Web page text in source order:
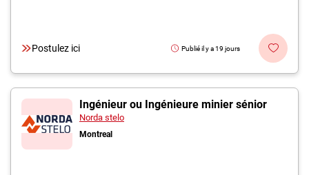
Postulez ici Publié il y a 19 jours
Ingénieur ou Ingénieure minier sénior
Norda stelo
Montreal